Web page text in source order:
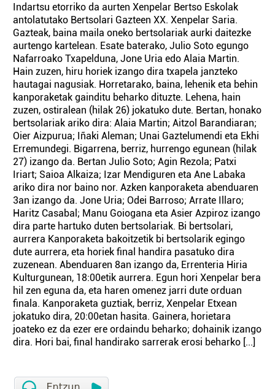
Indartsu etorriko da aurten Xenpelar Bertso Eskolak
antolatutako Bertsolari Gazteen XX. Xenpelar Saria.
Gazteak, baina maila oneko bertsolariak aurki daitezke
aurtengo kartelean. Esate baterako, Julio Soto egungo
Nafarroako Txapelduna, Jone Uria edo Alaia Martin.
Hain zuzen, hiru horiek izango dira txapela janzteko
hautagai nagusiak. Horretarako, baina, lehenik eta behin
kanporaketak gainditu beharko dituzte. Lehena, hain
zuzen, ostiralean (hilak 26) jokatuko dute. Bertan, honako
bertsolariak ariko dira: Alaia Martin; Aitzol Barandiaran;
Oier Aizpurua; Iñaki Aleman; Unai Gaztelumendi eta Ekhi
Erremundegi. Bigarrena, berriz, hurrengo egunean (hilak
27) izango da. Bertan Julio Soto; Agin Rezola; Patxi
Iriart; Saioa Alkaiza; Izar Mendiguren eta Ane Labaka
ariko dira nor baino nor. Azken kanporaketa abenduaren
3an izango da. Jone Uria; Odei Barroso; Arrate Illaro;
Haritz Casabal; Manu Goiogana eta Asier Azpiroz izango
dira parte hartuko duten bertsolariak. Bi bertsolari,
aurrera Kanporaketa bakoitzetik bi bertsolarik egingo
dute aurrera, eta horiek final handira pasatuko dira
zuzenean. Abenduaren 8an izango da, Errenteria Hiria
Kulturgunean, 18:00etik aurrera. Egun hori Xenpelar bera
hil zen eguna da, eta haren omenez jarri dute orduan
finala. Kanporaketa guztiak, berriz, Xenpelar Etxean
jokatuko dira, 20:00etan hasita. Gainera, horietara
joateko ez da ezer ere ordaindu beharko; dohainik izango
dira. Hori bai, final handirako sarrerak erosi beharko [...]